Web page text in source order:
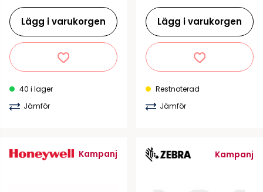
Lägg i varukorgen
40 i lager
Jämför
Lägg i varukorgen
Restnoterad
Jämför
Kampanj Kampanj